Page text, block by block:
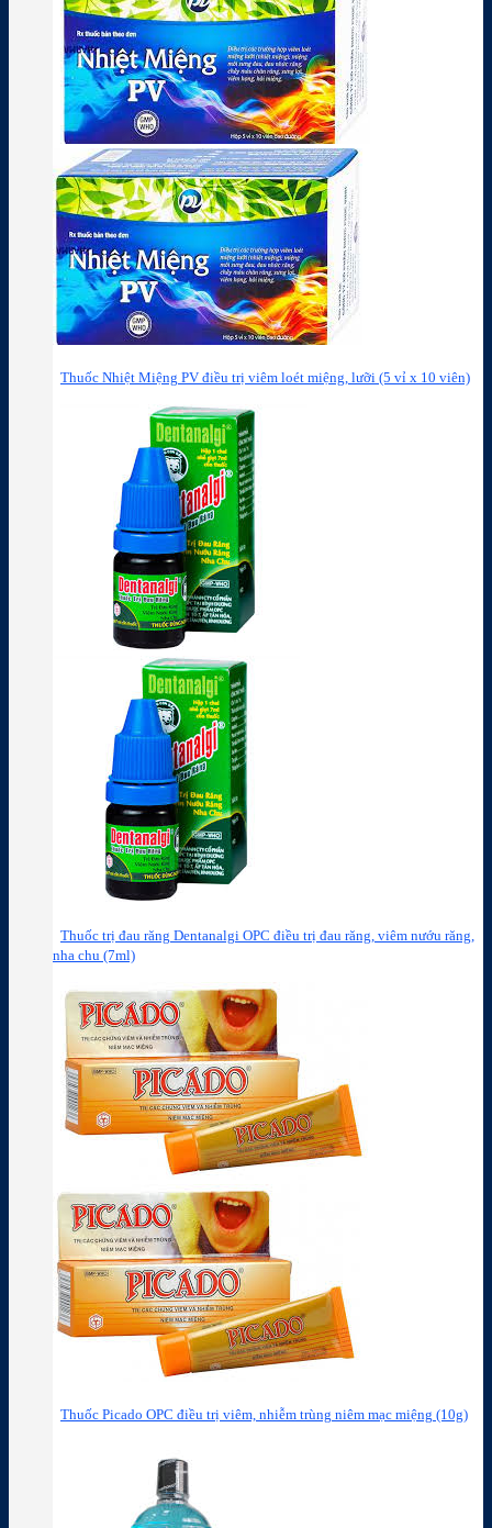
Thuốc Nhiệt Miệng PV điều trị viêm loét miệng, lưỡi (5 vỉ x 10 viên)
Thuốc trị đau răng Dentanalgi OPC điều trị đau răng, viêm nướu răng,
nha chu (7ml)
Thuốc Picado OPC điều trị viêm, nhiễm trùng niêm mạc miệng (10g)